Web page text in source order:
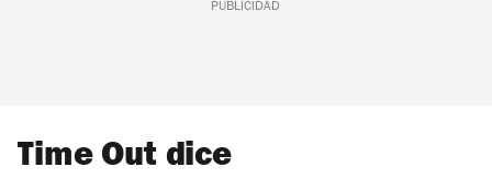
PUBLICIDAD
Time Out dice